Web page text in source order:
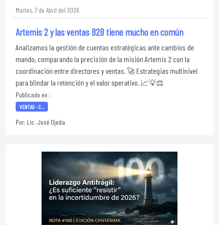
Martes, 7 de Abril del 2026
Artemis 2 y las ventas B2B tiene mucho en común
Analizamos la gestión de cuentas estratégicas ante cambios de
mando, comparando la precisión de la misión Artemis 2 con la
coordinación entre directores y ventas. 🚀 Estrategias multinivel
para blindar la retención y el valor operativo. 📈💡⚖️
Publicado en :
VENTAS - C...
Por: Lic. José Ojeda